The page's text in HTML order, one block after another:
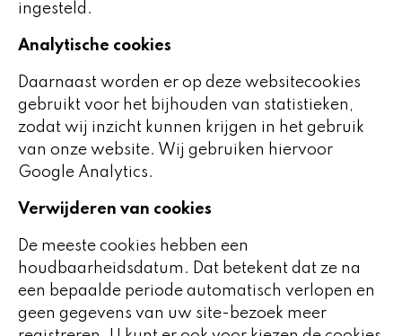
ingesteld.
Analytische cookies
Daarnaast worden er op deze websitecookies
gebruikt voor het bijhouden van statistieken,
zodat wij inzicht kunnen krijgen in het gebruik
van onze website. Wij gebruiken hiervoor
Google Analytics.
Verwijderen van cookies
De meeste cookies hebben een
houdbaarheidsdatum. Dat betekent dat ze na
een bepaalde periode automatisch verlopen en
geen gegevens van uw site-bezoek meer